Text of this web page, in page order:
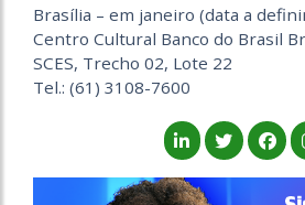
Brasília – em janeiro (data a
Centro Cultural Banco do Brasil
SCES, Trecho 02, Lote 22
Tel.: (61) 3108-7600